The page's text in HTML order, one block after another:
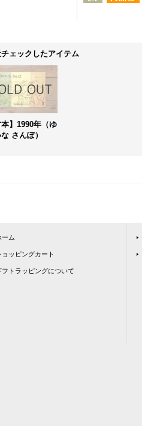
ェックしたアイテム
本】1990年（ゆ
さんぽ）
ーム
ョッピングカート
フトラッピングについて